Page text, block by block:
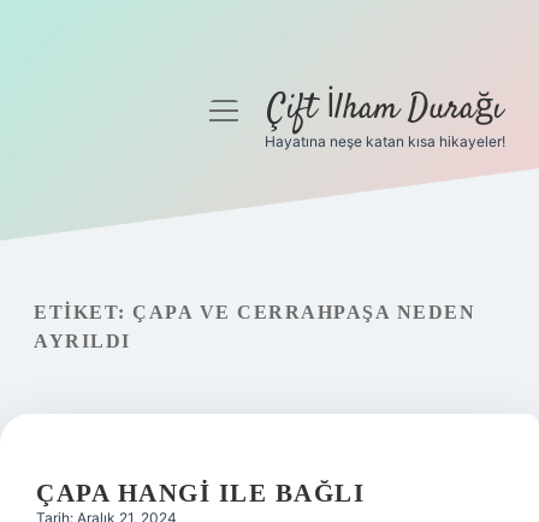
Gizlilik Politikası
Hakkımızda
menüyüÇift İlham Durağı
Hayatına neşe katan kısa hikayeler!
ETIKET: ÇAPA VE CERRAHPAŞA NEDEN
AYRILDI
ÇAPA HANGI ILE BAĞLI
Tarih: Aralık 21, 2024